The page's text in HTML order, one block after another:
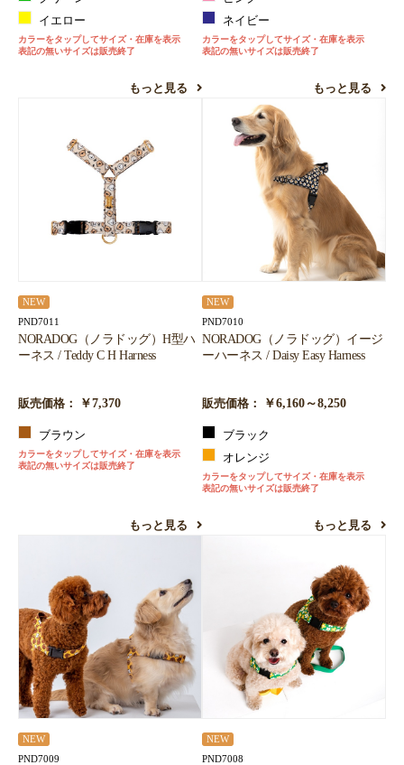
イエロー
カラーをタップしてサイズ・在庫を表示
表記の無いサイズは販売終了
もっと見る
ネイビー
カラーをタップしてサイズ・在庫を表示
表記の無いサイズは販売終了
もっと見る
NEW
PND7011
NORADOG（ノラドッグ）H型ハ
ーネス / Teddy C H Harness
販売価格： ￥7,370
ブラウン
カラーをタップしてサイズ・在庫を表示
表記の無いサイズは販売終了
もっと見る
NEW
PND7010
NORADOG（ノラドッグ）イージ
ーハーネス / Daisy Easy Harness
販売価格： ￥6,160～8,250
ブラック
オレンジ
カラーをタップしてサイズ・在庫を表示
表記の無いサイズは販売終了
もっと見る
NEW
PND7009
NEW
PND7008